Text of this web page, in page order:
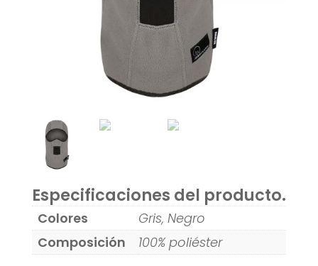
Especificaciones del producto.
Colores
Gris, Negro
Composición
100% poliéster